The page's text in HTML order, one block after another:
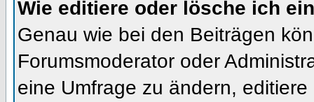
Wie editiere oder lösche ich
Genau wie bei den Beiträgen
Forumsmoderator oder
eine Umfrage zu ändern,